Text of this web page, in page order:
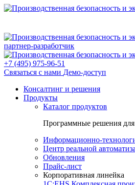
партнер-разработчик
+7 (495) 975-96-51
Связаться с нами Демо-доступ
Консалтинг и решения
Продукты
Каталог продуктов
Программные решения для
Информационно-
Центр реальной
Обновления
Прайс-лист
Корпоративная линейка